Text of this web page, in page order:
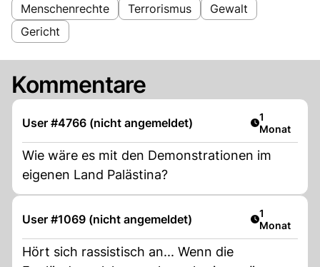
Menschenrechte Terrorismus
Gewalt
Gericht
Kommentare
User #4766 (nicht angemeldet) Artikel
1
Monat
Wie wäre es mit den Demonstrationen im
eigenen Land Palästina?
User #1069 (nicht angemeldet) Artikel
1
Monat
Hört sich rassistisch an... Wenn die